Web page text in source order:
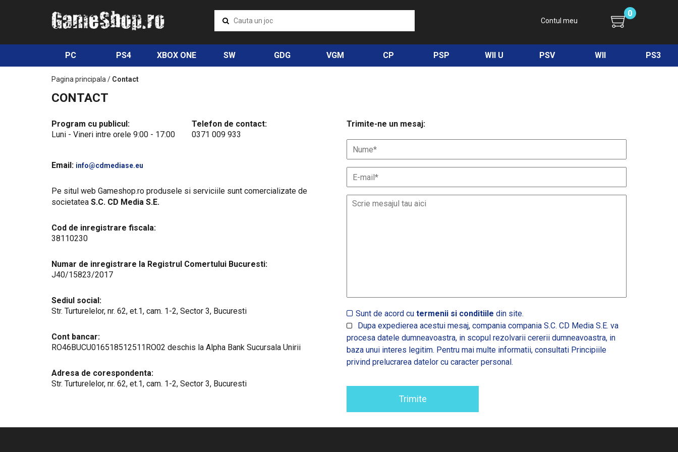
Contul meu
0
PC PS4 XBOX ONE SW GDG VGM CP PSP WII U PSV WII PS3
Pagina principala / Contact
CONTACT
Program cu publicul:
Luni - Vineri intre orele 9:00 - 17:00
Telefon de contact:
0371 009 933
Email: info@cdmediase.eu
Pe situl web Gameshop.ro produsele si serviciile sunt comercializate de
societatea S.C. CD Media S.E.
Cod de inregistrare fiscala:
38110230
Numar de inregistrare la Registrul Comertului Bucuresti:
J40/15823/2017
Sediul social:
Str. Turturelelor, nr. 62, et.1, cam. 1-2, Sector 3, Bucuresti
Cont bancar:
RO46BUCU016518512511RO02 deschis la Alpha Bank Sucursala Unirii
Adresa de corespondenta:
Str. Turturelelor, nr. 62, et.1, cam. 1-2, Sector 3, Bucuresti
Trimite-ne un mesaj:
Sunt de acord cu termenii si conditiile din site.
Dupa expedierea acestui mesaj, compania compania S.C. CD Media S.E. va
procesa datele dumneavoastra, in scopul rezolvarii cererii dumneavoastra, in
baza unui interes legitim. Pentru mai multe informatii, consultati Principiile
privind prelucrarea datelor cu caracter personal.
Trimite